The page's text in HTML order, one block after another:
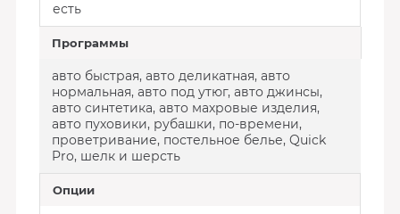
есть
Программы
авто быстрая, авто деликатная, авто
нормальная, авто под утюг, авто джинсы,
авто синтетика, авто махровые изделия,
авто пуховики, рубашки, по-времени,
проветривание, постельное белье, Quick
Pro, шелк и шерсть
Опции